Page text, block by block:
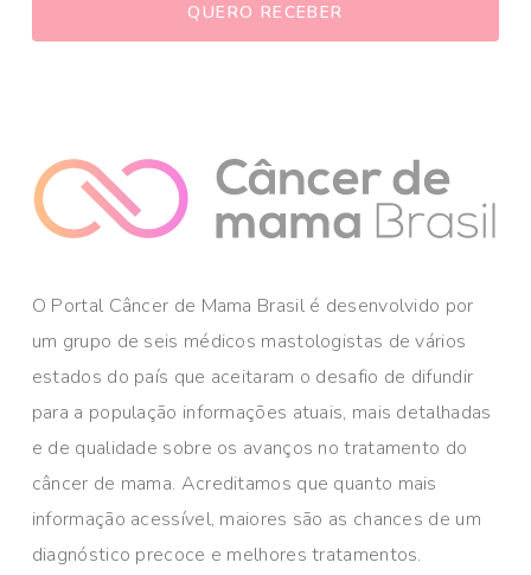
O Portal Câncer de Mama Brasil é desenvolvido por
um grupo de seis médicos mastologistas de vários
estados do país que aceitaram o desafio de difundir
para a população informações atuais, mais detalhadas
e de qualidade sobre os avanços no tratamento do
câncer de mama. Acreditamos que quanto mais
informação acessível, maiores são as chances de um
diagnóstico precoce e melhores tratamentos.